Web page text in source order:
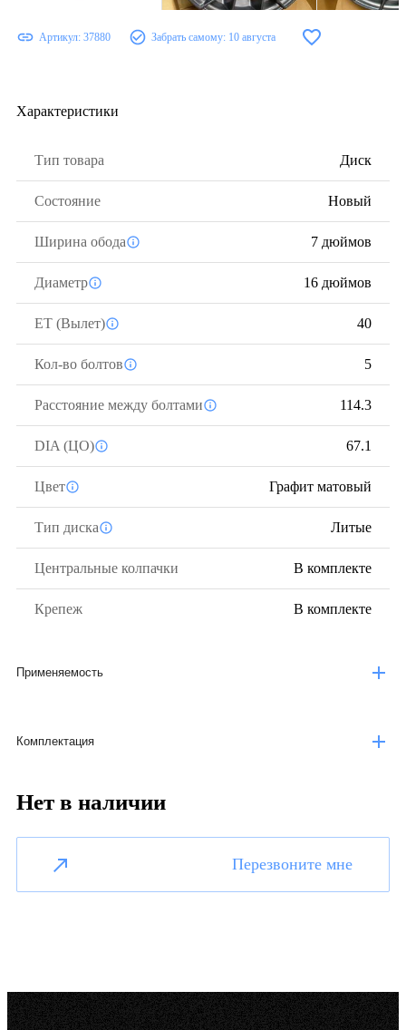
Артикул: 37880 Забрать самому: 10 августа
Характеристики
Тип товара Диск
Состояние Новый
Ширина обода 7 дюймов
Диаметр 16 дюймов
ЕТ (Вылет) 40
Кол-во болтов 5
Расстояние между болтами 114.3
DIA (ЦО) 67.1
Цвет Графит матовый
Тип диска Литые
Центральные колпачки В комплекте
Крепеж В комплекте
Применяемость
Комплектация
Нет в наличии
Перезвоните мне